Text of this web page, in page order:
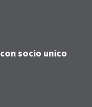
con socio unico